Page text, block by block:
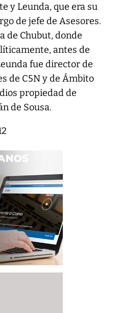
y Leunda, que era su
de jefe de Asesores.
de Chubut, donde
antes de
fue director de
de C5N y de Ámbito
propiedad de
de Sousa.